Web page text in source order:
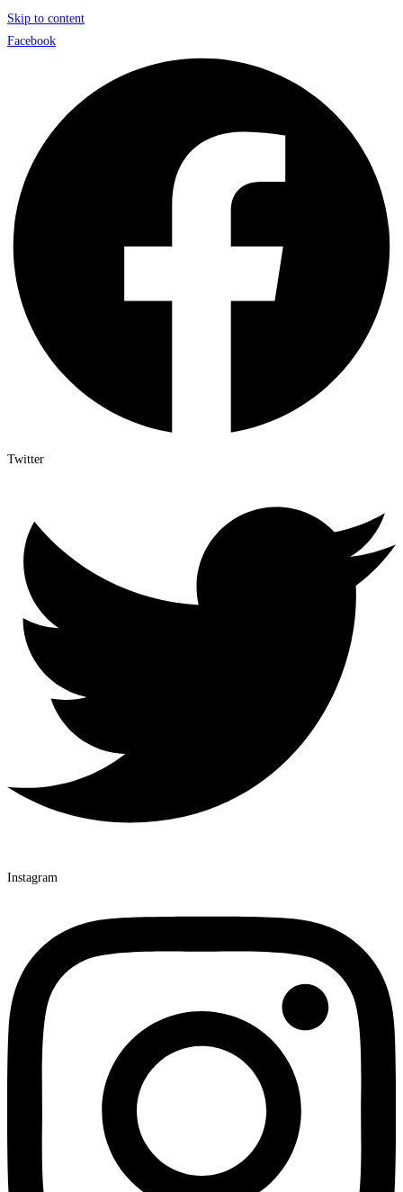
Skip to content
Facebook
Twitter
Instagram